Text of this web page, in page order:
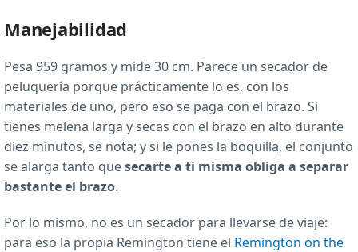
Manejabilidad
Pesa 959 gramos y mide 30 cm. Parece un secador de
peluquería porque prácticamente lo es, con los
materiales de uno, pero eso se paga con el brazo. Si
tienes melena larga y secas con el brazo en alto durante
diez minutos, se nota; y si le pones la boquilla, el conjunto
se alarga tanto quesecarte a ti misma obliga a separar
bastante el brazo.
Por lo mismo, no es un secador para llevarse de viaje:
para eso la propia Remington tiene el Remington on the